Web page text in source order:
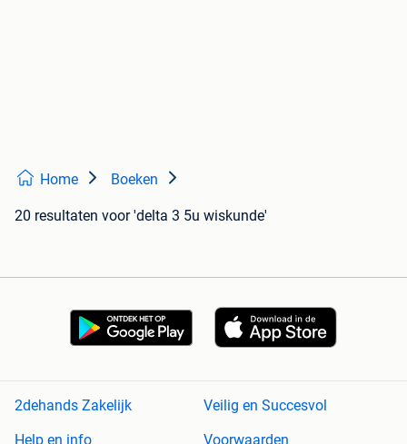
Home Boeken
20 resultaten voor 'delta 3 5u wiskunde'
2dehands Zakelijk
Veilig en Succesvol
Help en info
Voorwaarden